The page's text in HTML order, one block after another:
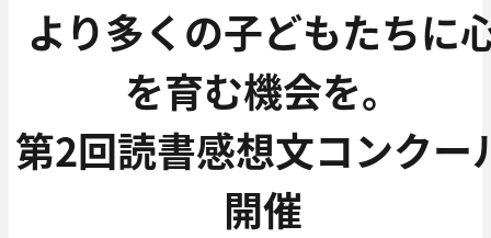
より多くの子どもたちに
を育む機会を。
第2回読書感想文コンクー
開催